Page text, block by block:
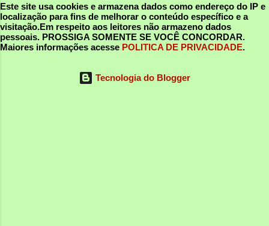
Este site usa cookies e armazena dados como endereço do IP e
localização para fins de melhorar o conteúdo específico e a
visitação.Em respeito aos leitores não armazeno dados
pessoais. PROSSIGA SOMENTE SE VOCÊ CONCORDAR.
Maiores informações acesse POLITICA DE PRIVACIDADE.
Tecnologia do Blogger